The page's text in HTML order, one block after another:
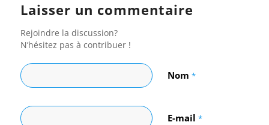
Laisser un commentaire
Rejoindre la discussion?
N’hésitez pas à contribuer !
Nom *
E-mail *